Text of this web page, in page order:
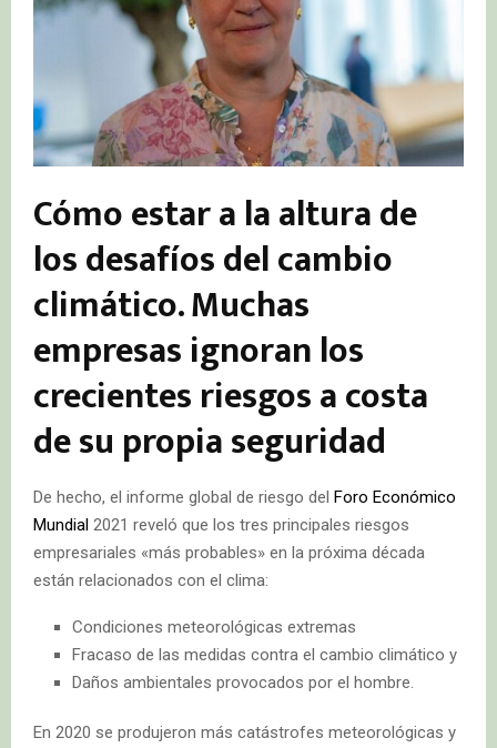
Cómo estar a la altura de
los desafíos del cambio
climático. Muchas
empresas ignoran los
crecientes riesgos a costa
de su propia seguridad
De hecho, el informe global de riesgo del Foro Económico
Mundial 2021 reveló que los tres principales riesgos
empresariales «más probables» en la próxima década
están relacionados con el clima:
Condiciones meteorológicas extremas
Fracaso de las medidas contra el cambio climático y
Daños ambientales provocados por el hombre.
En 2020 se produjeron más catástrofes meteorológicas y